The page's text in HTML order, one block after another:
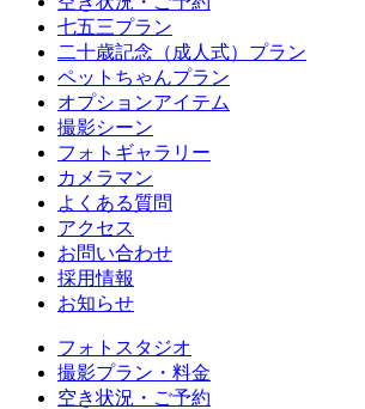
七五三プラン
二十歳記念（成人式）プラン
ペットちゃんプラン
オプションアイテム
撮影シーン
フォトギャラリー
カメラマン
よくある質問
アクセス
お問い合わせ
採用情報
お知らせ
フォトスタジオ
撮影プラン・料金
空き状況・ご予約